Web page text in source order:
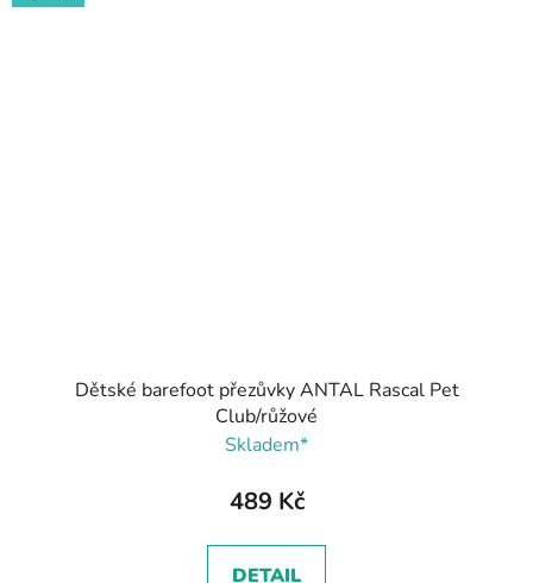
Dětské barefoot přezůvky ANTAL Rascal Pet
Club/růžové
Skladem*
489 Kč
DETAIL